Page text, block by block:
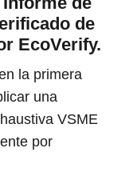
de
EcoVerify.
la primera
una
VSME
por